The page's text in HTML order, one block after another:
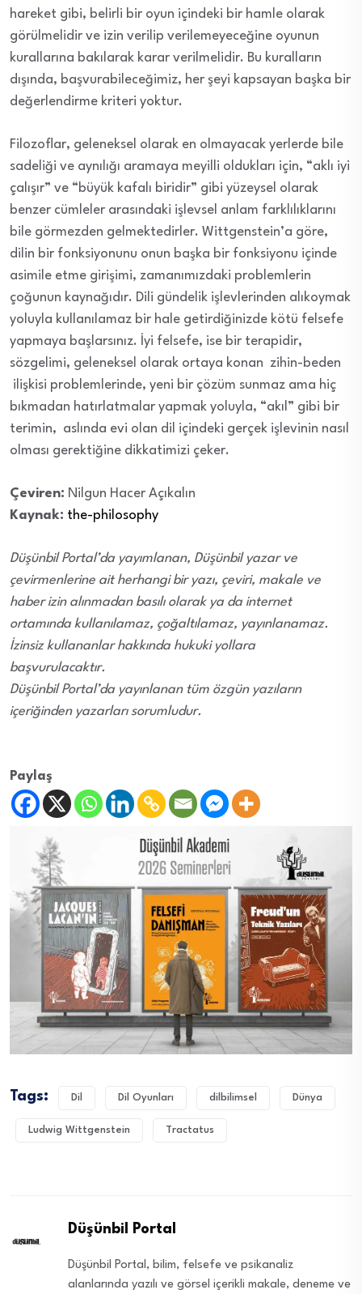
hareket gibi, belirli bir oyun içindeki bir hamle olarak
görülmelidir ve izin verilip verilemeyeceğine oyunun
kurallarına bakılarak karar verilmelidir. Bu kuralların
dışında, başvurabileceğimiz, her şeyi kapsayan başka bir
değerlendirme kriteri yoktur.
Filozoflar, geleneksel olarak en olmayacak yerlerde bile
sadeliği ve aynılığı aramaya meyilli oldukları için, “aklı iyi
çalışır” ve “büyük kafalı biridir” gibi yüzeysel olarak
benzer cümleler arasındaki işlevsel anlam farklılıklarını
bile görmezden gelmektedirler. Wittgenstein’a göre,
dilin bir fonksiyonunu onun başka bir fonksiyonu içinde
asimile etme girişimi, zamanımızdaki problemlerin
çoğunun kaynağıdır. Dili gündelik işlevlerinden alıkoymak
yoluyla kullanılamaz bir hale getirdiğinizde kötü felsefe
yapmaya başlarsınız. İyi felsefe, ise bir terapidir,
sözgelimi, geleneksel olarak ortaya konan zihin-beden
ilişkisi problemlerinde, yeni bir çözüm sunmaz ama hiç
bıkmadan hatırlatmalar yapmak yoluyla, “akıl” gibi bir
terimin, aslında evi olan dil içindeki gerçek işlevinin nasıl
olması gerektiğine dikkatimizi çeker.
Çeviren: Nilgun Hacer Açıkalın
Kaynak: the-philosophy
Düşünbil Portal’da yayımlanan, Düşünbil yazar ve
çevirmenlerine ait herhangi bir yazı, çeviri, makale ve
haber izin alınmadan basılı olarak ya da internet
ortamında kullanılamaz, çoğaltılamaz, yayınlanamaz.
İzinsiz kullananlar hakkında hukuki yollara
başvurulacaktır.
Düşünbil Portal’da yayınlanan tüm özgün yazıların
içeriğinden yazarları sorumludur.
Paylaş
Tags: Dil Dil Oyunları dilbilimsel Dünya
Ludwig Wittgenstein Tractatus
Düşünbil Portal
Düşünbil Portal, bilim, felsefe ve psikanaliz
alanlarında yazılı ve görsel içerikli makale, deneme ve